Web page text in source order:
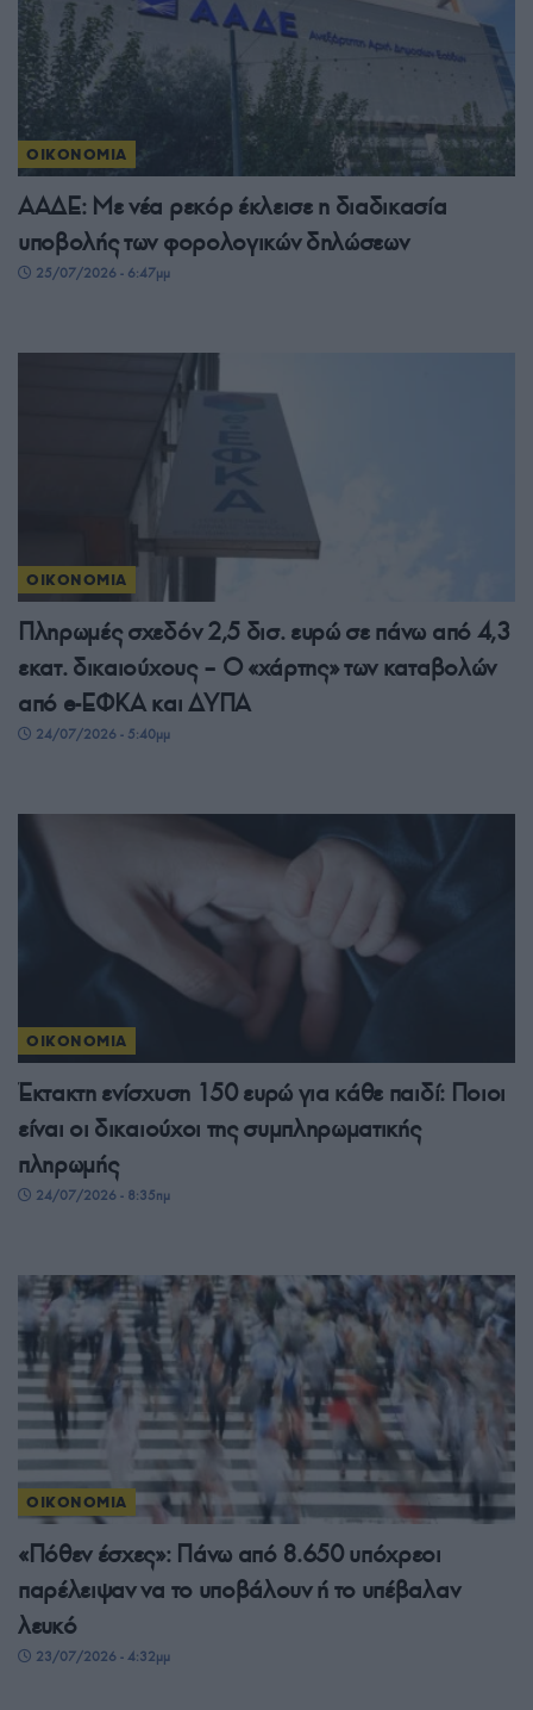
ΟΙΚΟΝΟΜΙΑ
ΑΑΔΕ: Με νέα ρεκόρ έκλεισε η διαδικασία
υποβολής των φορολογικών δηλώσεων
25/07/2026 - 6:47μμ
ΟΙΚΟΝΟΜΙΑ
Πληρωμές σχεδόν 2,5 δισ. ευρώ σε πάνω από 4,3
εκατ. δικαιούχους – Ο «χάρτης» των καταβολών
από e-ΕΦΚΑ και ΔΥΠΑ
24/07/2026 - 5:40μμ
ΟΙΚΟΝΟΜΙΑ
Έκτακτη ενίσχυση 150 ευρώ για κάθε παιδί: Ποιοι
είναι οι δικαιούχοι της συμπληρωματικής
πληρωμής
24/07/2026 - 8:35πμ
ΟΙΚΟΝΟΜΙΑ
«Πόθεν έσχες»: Πάνω από 8.650 υπόχρεοι
παρέλειψαν να το υποβάλουν ή το υπέβαλαν
λευκό
23/07/2026 - 4:32μμ